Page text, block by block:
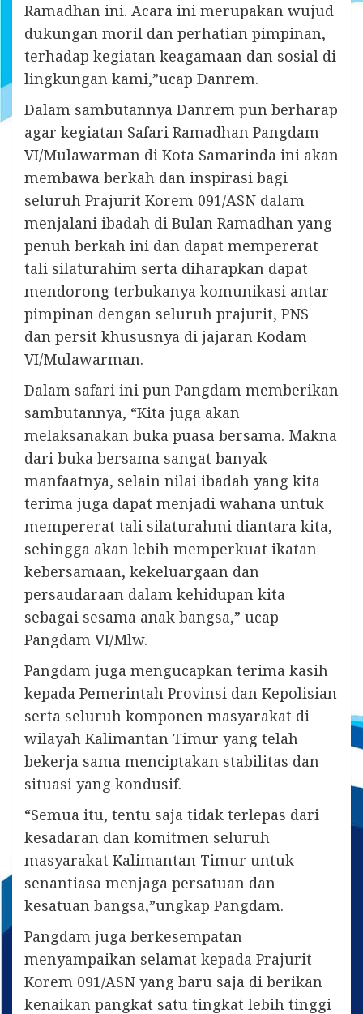
Ramadhan ini. Acara ini merupakan wujud
dukungan moril dan perhatian pimpinan,
terhadap kegiatan keagamaan dan sosial di
lingkungan kami,”ucap Danrem.
Dalam sambutannya Danrem pun berharap
agar kegiatan Safari Ramadhan Pangdam
VI/Mulawarman di Kota Samarinda ini akan
membawa berkah dan inspirasi bagi
seluruh Prajurit Korem 091/ASN dalam
menjalani ibadah di Bulan Ramadhan yang
penuh berkah ini dan dapat mempererat
tali silaturahim serta diharapkan dapat
mendorong terbukanya komunikasi antar
pimpinan dengan seluruh prajurit, PNS
dan persit khususnya di jajaran Kodam
VI/Mulawarman.
Dalam safari ini pun Pangdam memberikan
sambutannya, “Kita juga akan
melaksanakan buka puasa bersama. Makna
dari buka bersama sangat banyak
manfaatnya, selain nilai ibadah yang kita
terima juga dapat menjadi wahana untuk
mempererat tali silaturahmi diantara kita,
sehingga akan lebih memperkuat ikatan
kebersamaan, kekeluargaan dan
persaudaraan dalam kehidupan kita
sebagai sesama anak bangsa,” ucap
Pangdam VI/Mlw.
Pangdam juga mengucapkan terima kasih
kepada Pemerintah Provinsi dan Kepolisian
serta seluruh komponen masyarakat di
wilayah Kalimantan Timur yang telah
bekerja sama menciptakan stabilitas dan
situasi yang kondusif.
“Semua itu, tentu saja tidak terlepas dari
kesadaran dan komitmen seluruh
masyarakat Kalimantan Timur untuk
senantiasa menjaga persatuan dan
kesatuan bangsa,”ungkap Pangdam.
Pangdam juga berkesempatan
menyampaikan selamat kepada Prajurit
Korem 091/ASN yang baru saja di berikan
kenaikan pangkat satu tingkat lebih tinggi